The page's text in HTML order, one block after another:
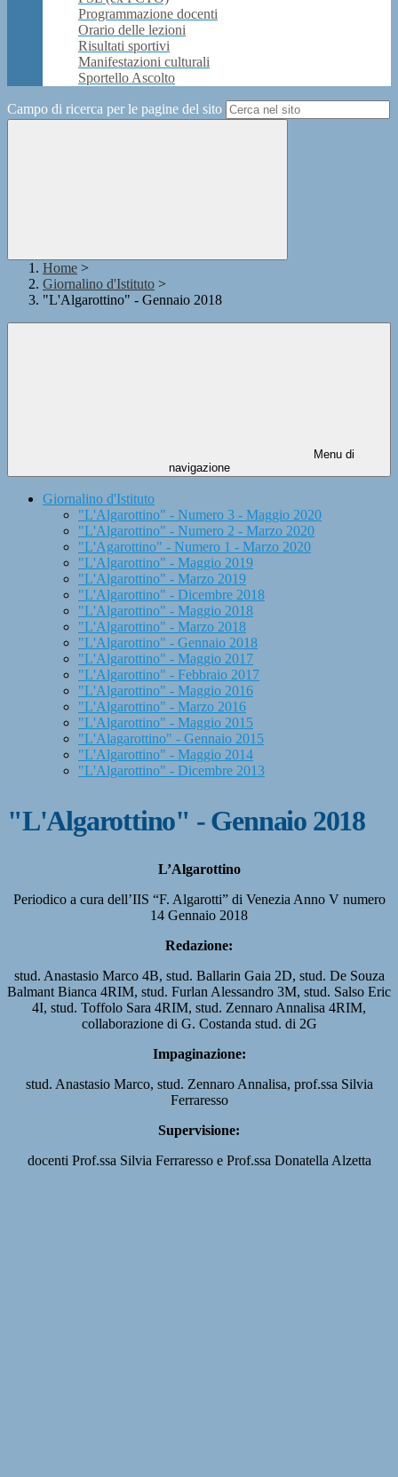
Programmazione docenti
Orario delle lezioni
Risultati sportivi
Manifestazioni culturali
Sportello Ascolto
Campo di ricerca per le pagine del sito
Home >
Giornalino d'Istituto >
"L'Algarottino" - Gennaio 2018
Menu di
navigazione
Giornalino d'Istituto
"L'Algarottino" - Numero 3 - Maggio 2020
"L'Algarottino" - Numero 2 - Marzo 2020
"L'Agarottino" - Numero 1 - Marzo 2020
"L'Algarottino" - Maggio 2019
"L'Algarottino" - Marzo 2019
"L'Algarottino" - Dicembre 2018
"L'Algarottino" - Maggio 2018
"L'Algarottino" - Marzo 2018
"L'Algarottino" - Gennaio 2018
"L'Algarottino" - Maggio 2017
"L'Algarottino" - Febbraio 2017
"L'Algarottino" - Maggio 2016
"L'Algarottino" - Marzo 2016
"L'Algarottino" - Maggio 2015
"L'Alagarottino" - Gennaio 2015
"L'Algarottino" - Maggio 2014
"L'Algarottino" - Dicembre 2013
"L'Algarottino" - Gennaio 2018
L’Algarottino
Periodico a cura dell’IIS “F. Algarotti” di Venezia Anno V numero
14 Gennaio 2018
Redazione:
stud. Anastasio Marco 4B, stud. Ballarin Gaia 2D, stud. De Souza
Balmant Bianca 4RIM, stud. Furlan Alessandro 3M, stud. Salso Eric
4I, stud. Toffolo Sara 4RIM, stud. Zennaro Annalisa 4RIM,
collaborazione di G. Costanda stud. di 2G
Impaginazione:
stud. Anastasio Marco, stud. Zennaro Annalisa, prof.ssa Silvia
Ferraresso
Supervisione:
docenti Prof.ssa Silvia Ferraresso e Prof.ssa Donatella Alzetta